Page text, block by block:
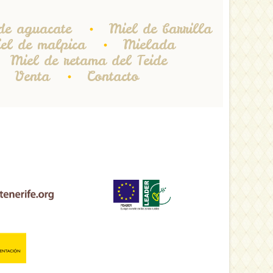
aguacate
Miel de barrilla
de malpica
Mielada
Miel de retama del Teide
Venta Contacto